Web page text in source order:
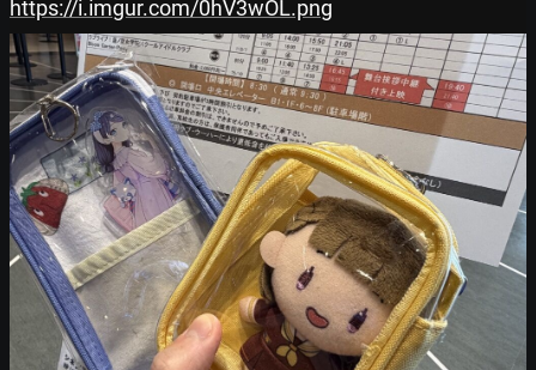
https://i.imgur.com/0hV3wOL.png